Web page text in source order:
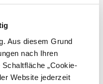
Aus diesem Grund
nach Ihren
„Cookie-
Website jederzeit